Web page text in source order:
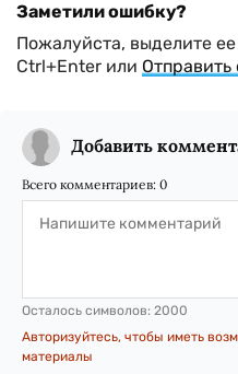
Заметили ошибку?
Пожалуйста, выделите
Ctrl+Enter или
Добавить
Всего комментариев: 0
Осталось символов: 2000
Авторизуйтесь, чтобы иметь
материалы